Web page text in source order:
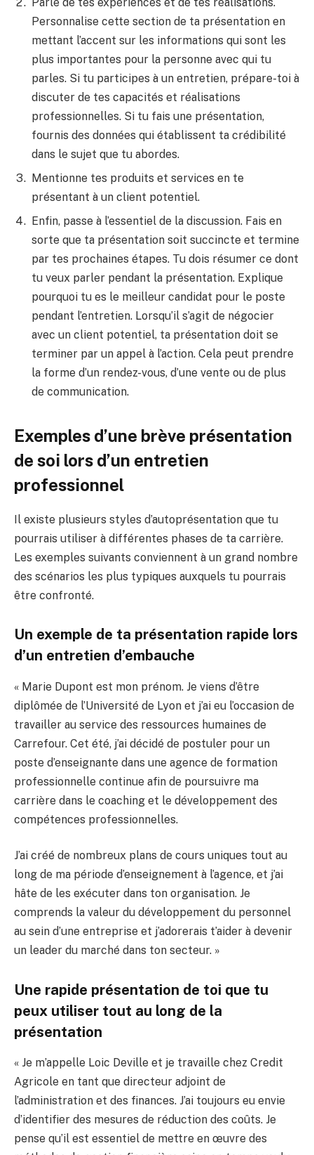
Personnalise cette section de ta présentation en
mettant l’accent sur les informations qui sont les
plus importantes pour la personne avec qui tu
parles. Si tu participes à un entretien, prépare-toi à
discuter de tes capacités et réalisations
professionnelles. Si tu fais une présentation,
fournis des données qui établissent ta crédibilité
dans le sujet que tu abordes.
Mentionne tes produits et services en te
présentant à un client potentiel.
Enfin, passe à l’essentiel de la discussion. Fais en
sorte que ta présentation soit succincte et termine
par tes prochaines étapes. Tu dois résumer ce dont
tu veux parler pendant la présentation. Explique
pourquoi tu es le meilleur candidat pour le poste
pendant l’entretien. Lorsqu’il s’agit de négocier
avec un client potentiel, ta présentation doit se
terminer par un appel à l’action. Cela peut prendre
la forme d’un rendez-vous, d’une vente ou de plus
de communication.
Exemples d’une brève présentation
de soi lors d’un entretien
professionnel
Il existe plusieurs styles d’autoprésentation que tu
pourrais utiliser à différentes phases de ta carrière.
Les exemples suivants conviennent à un grand nombre
des scénarios les plus typiques auxquels tu pourrais
être confronté.
Un exemple de ta présentation rapide lors
d’un entretien d’embauche
« Marie Dupont est mon prénom. Je viens d’être
diplômée de l’Université de Lyon et j’ai eu l’occasion de
travailler au service des ressources humaines de
Carrefour. Cet été, j’ai décidé de postuler pour un
poste d’enseignante dans une agence de formation
professionnelle continue afin de poursuivre ma
carrière dans le coaching et le développement des
compétences professionnelles.
J’ai créé de nombreux plans de cours uniques tout au
long de ma période d’enseignement à l’agence, et j’ai
hâte de les exécuter dans ton organisation. Je
comprends la valeur du développement du personnel
au sein d’une entreprise et j’adorerais t’aider à devenir
un leader du marché dans ton secteur. »
Une rapide présentation de toi que tu
peux utiliser tout au long de la
présentation
« Je m’appelle Loic Deville et je travaille chez Credit
Agricole en tant que directeur adjoint de
l’administration et des finances. J’ai toujours eu envie
d’identifier des mesures de réduction des coûts. Je
pense qu’il est essentiel de mettre en œuvre des